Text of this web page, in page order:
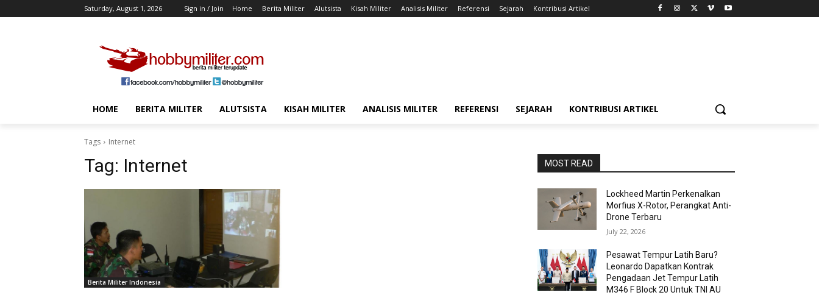
Saturday, August 1, 2026 Sign in / Join Home Berita Militer Alutsista Kisah Militer Analisis Militer Referensi Sejarah Kontribusi Artikel
HOME BERITA MILITER ALUTSISTA KISAH MILITER ANALISIS MILITER REFERENSI SEJARAH KONTRIBUSI ARTIKEL
Tags Internet
Tag: Internet
Berita Militer Indonesia
MOST READ
Lockheed Martin Perkenalkan
Morfius X-Rotor, Perangkat Anti-
Drone Terbaru
July 22, 2026
Pesawat Tempur Latih Baru?
Leonardo Dapatkan Kontrak
Pengadaan Jet Tempur Latih
M346 F Block 20 Untuk TNI AU